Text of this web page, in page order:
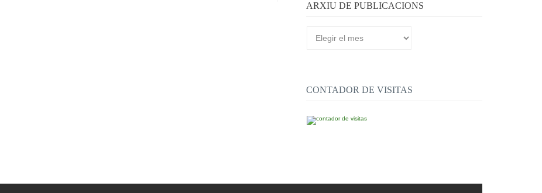
ARXIU DE PUBLICACIONS
CONTADOR DE VISITAS